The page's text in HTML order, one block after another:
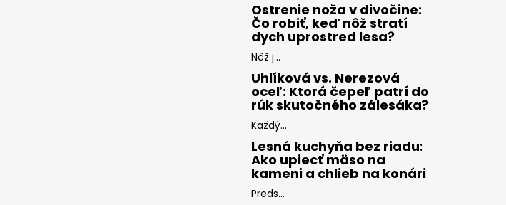
Ostrenie noža v divočine:
Čo robiť, keď nôž stratí
dych uprostred lesa?
Nôž j...
Uhlíková vs. Nerezová
oceľ: Ktorá čepeľ patrí do
rúk skutočného zálesáka?
Každý...
Lesná kuchyňa bez riadu:
Ako upiecť mäso na
kameni a chlieb na konári
Preds...